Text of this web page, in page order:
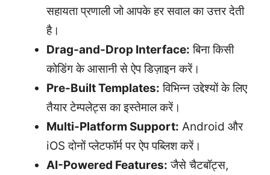
सहायता प्रणाली जो आपके हर सवाल का उत्तर देती
है।
Drag-and-Drop Interface: बिना किसी
कोडिंग के आसानी से ऐप डिज़ाइन करें।
Pre-Built Templates: विभिन्न उद्देश्यों के लिए
तैयार टेम्पलेट्स का इस्तेमाल करें।
Multi-Platform Support: Android और
iOS दोनों प्लेटफॉर्म पर ऐप पब्लिश करें।
AI-Powered Features: जैसे चैटबॉट्स,